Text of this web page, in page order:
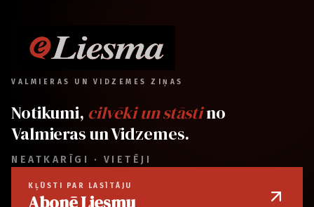
VALMIERAS UN VIDZEMES ZIŅAS
Notikumi, cilvēki un stāstino
Valmieras un Vidzemes.
NEATKARĪGI · VIETĒJI
KĻŪSTI PAR LASĪTĀJU